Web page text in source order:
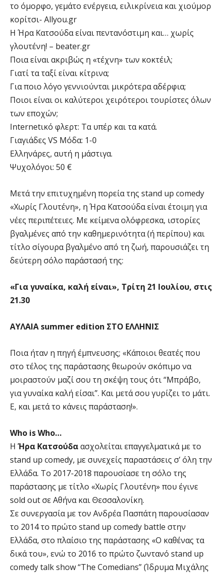
το όμορφο, γεμάτο ενέργεια, ειλικρίνεια και χιούμορ
κορίτσι- Allyou.gr
Η Ήρα Κατσούδα είναι πεντανόστιμη και… χωρίς
γλουτένη! – beater.gr
Ποια είναι ακριβώς η «τέχνη» των κοκτέιλ;
Γιατί τα ταξί είναι κίτρινα;
Για ποιο λόγο γεννιούνται μικρότερα αδέρφια;
Ποιοι είναι οι καλύτεροι χειρότεροι τουρίστες όλων
των εποχών;
Internetικό φλερτ: Τα υπέρ και τα κατά.
Γιαγιάδες VS Μόδα: 1-0
Ελληνάρες, αυτή η μάστιγα.
Ψυχολόγοι: 50 €
Μετά την επιτυχημένη πορεία της stand up comedy
«Χωρίς Γλουτένη», η Ήρα Κατσούδα είναι έτοιμη για
νέες περιπέτειες. Με κείμενα ολόφρεσκα, ιστορίες
βγαλμένες από την καθημερινότητα (ή περίπου) και
τίτλο σίγουρα βγαλμένο από τη ζωή, παρουσιάζει τη
δεύτερη σόλο παράστασή της:
«Για γυναίκα, καλή είναι», Τρίτη 21 Ιουλίου, στις
21.30
ΑΥΛΑΙΑ summer edition ΣΤΟ ΕΛΛΗΝΙΣ
Ποια ήταν η πηγή έμπνευσης; «Κάποιοι θεατές που
στο τέλος της παράστασης θεωρούν σκόπιμο να
μοιραστούν μαζί σου τη σκέψη τους ότι “Μπράβο,
για γυναίκα καλή είσαι”. Και μετά σου γυρίζει το μάτι.
Ε, και μετά το κάνεις παράσταση!».
Who is Who…
Η Ήρα Κατσούδαασχολείται επαγγελματικά µε το
stand up comedy, με συνεχείς παραστάσεις σ’ όλη την
Ελλάδα. Το 2017-2018 παρουσίασε τη σόλο της
παράστασης με τίτλο «Χωρίς Γλουτένη» που έγινε
sold out σε Αθήνα και Θεσσαλονίκη.
Σε συνεργασία με τον Ανδρέα Πασπάτη παρουσίασαν
το 2014 το πρώτο stand up comedy battle στην
Ελλάδα, στο πλαίσιο της παράστασης «Ο καθένας τα
δικά του», ενώ το 2016 το πρώτο ζωντανό stand up
comedy talk show “The Comedians” (Ίδρυμα Μιχάλης